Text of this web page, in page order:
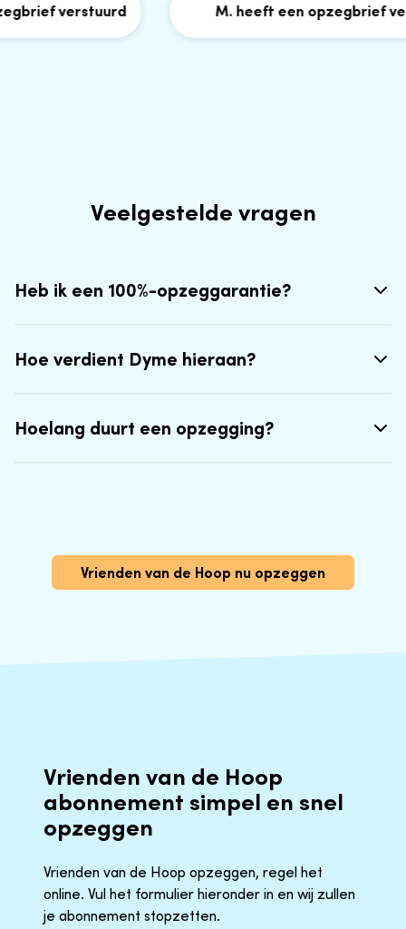
verstuurd M. heeft een opzegbrief
Veelgestelde vragen
Heb ik een 100%-opzeggarantie?
Hoe verdient Dyme hieraan?
Hoelang duurt een opzegging?
Vrienden van de Hoop nu opzeggen
Vrienden van de Hoop
abonnement simpel en snel
opzeggen
Vrienden van de Hoop opzeggen, regel het
online. Vul het formulier hieronder in en wij zullen
je abonnement stopzetten.